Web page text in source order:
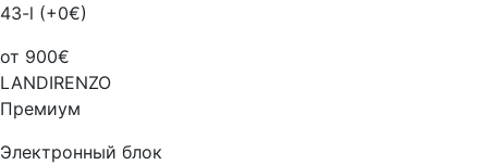
43-l (+0€)
от 900€
LANDIRENZO
Премиум
Электронный блок